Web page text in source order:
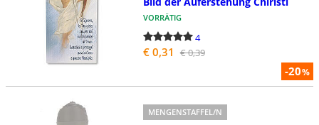
-20%
VORRÄTIG
4
€ 0,31 € 0,39
MENGENSTAFFEL/N